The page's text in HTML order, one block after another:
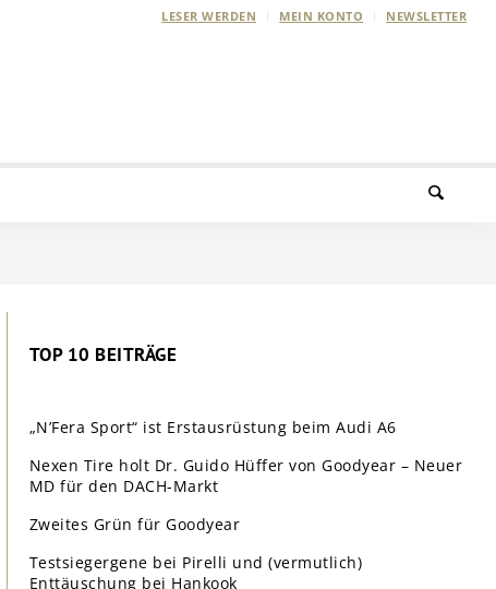
LESER WERDEN MEIN KONTO NEWSLETTER
TOP 10 BEITRÄGE
„N’Fera Sport“ ist Erstausrüstung beim Audi A6
Nexen Tire holt Dr. Guido Hüffer von Goodyear – Neuer
MD für den DACH-Markt
Zweites Grün für Goodyear
Testsiegergene bei Pirelli und (vermutlich)
Enttäuschung bei Hankook